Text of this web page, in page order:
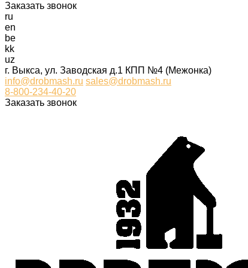
Заказать звонок
ru
en
be
kk
uz
г. Выкса, ул. Заводская д.1 КПП №4 (Межонка)
info@drobmash.ru sales@drobmash.ru
8-800-234-40-20
Заказать звонок